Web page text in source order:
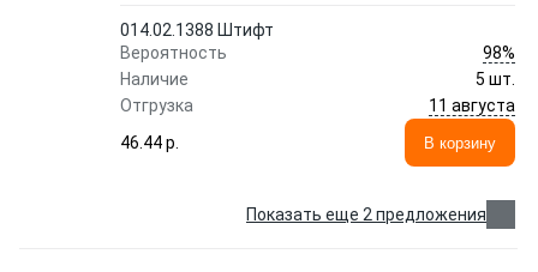
014.02.1388 Штифт
Вероятность
98%
Наличие
5 шт.
Отгрузка
11 августа
46.44 p.
В корзину
Показать еще 2 предложения